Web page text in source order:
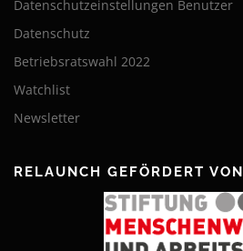
Datenschutzeinstellungen Benutzer
Datenschutz
Betriebsratswahl 2022
Watchlist
Newsletter
RELAUNCH GEFÖRDERT VON